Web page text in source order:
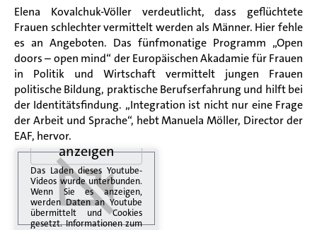
Elena Kovalchuk-Völler verdeutlicht, dass geflüchtete
Frauen schlechter vermittelt werden als Männer. Hier fehle
es an Angeboten. Das fünfmonatige Programm „Open
doors – open mind“ der Europäischen Akadamie für Frauen
in Politik und Wirtschaft vermittelt jungen Frauen
politische Bildung, praktische Berufserfahrung und hilft bei
der Identitätsfindung. „Integration ist nicht nur eine Frage
der Arbeit und Sprache“, hebt Manuela Möller, Director der
EAF, hervor.Video
anzeigen
Das Laden dieses Youtube-
Videos wurde unterbunden.
Wenn Sie es anzeigen,
werden Daten an Youtube
übermittelt und Cookies
gesetzt. Informationen zum